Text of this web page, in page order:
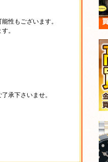
性もございます。
。
承下さいませ。